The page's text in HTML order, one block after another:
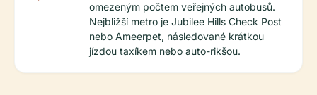
omezeným počtem veřejných autobusů.
Nejbližší metro je Jubilee Hills Check Post
nebo Ameerpet, následované krátkou
jízdou taxíkem nebo auto-rikšou.